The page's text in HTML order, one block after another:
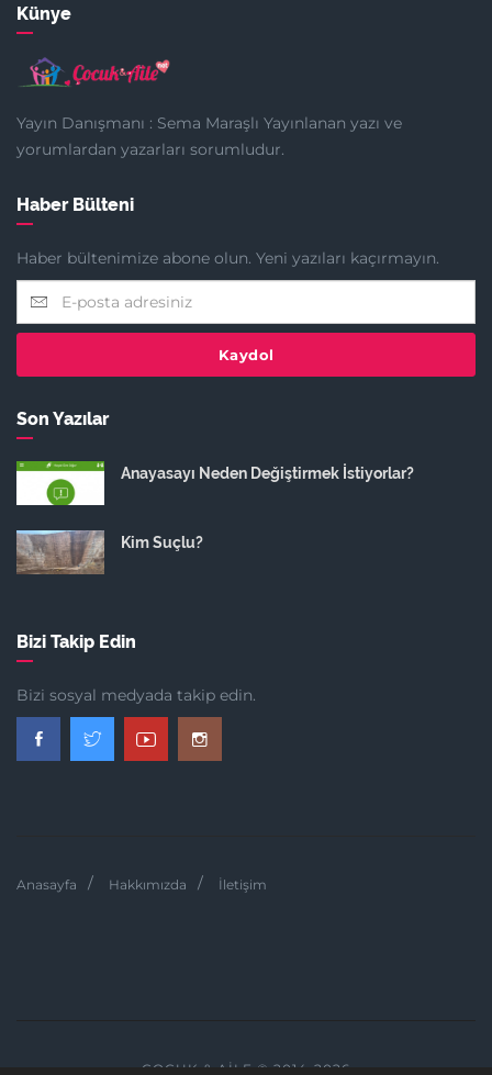
Künye
Yayın Danışmanı : Sema Maraşlı Yayınlanan yazı ve
yorumlardan yazarları sorumludur.
Haber Bülteni
Haber bültenimize abone olun. Yeni yazıları kaçırmayın.
Kaydol
Son Yazılar
Anayasayı Neden Değiştirmek İstiyorlar?
Kim Suçlu?
Bizi Takip Edin
Bizi sosyal medyada takip edin.
Anasayfa Hakkımızda İletişim
ÇOCUK & AILE © 2014-2026